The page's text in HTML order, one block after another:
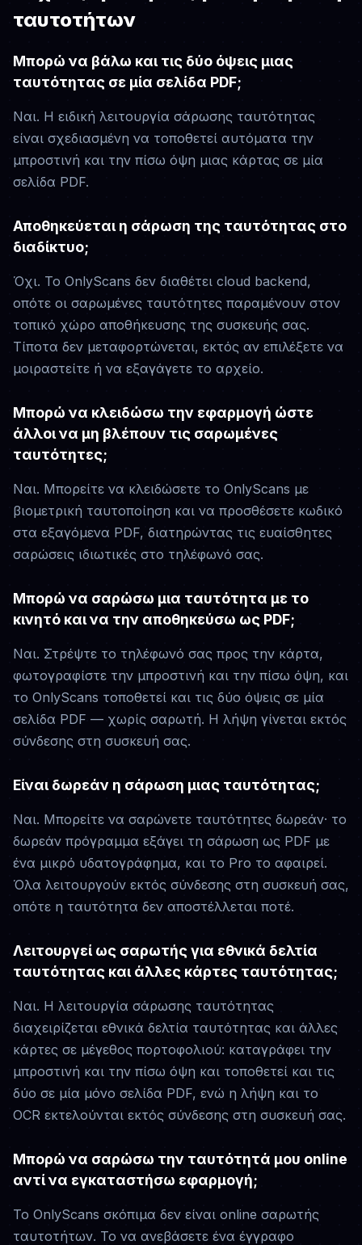
ταυτοτήτων
Μπορώ να βάλω και τις δύο όψεις μιας
ταυτότητας σε μία σελίδα PDF;
Ναι. Η ειδική λειτουργία σάρωσης ταυτότητας
είναι σχεδιασμένη να τοποθετεί αυτόματα την
μπροστινή και την πίσω όψη μιας κάρτας σε μία
σελίδα PDF.
Αποθηκεύεται η σάρωση της ταυτότητας στο
διαδίκτυο;
Όχι. Το OnlyScans δεν διαθέτει cloud backend,
οπότε οι σαρωμένες ταυτότητες παραμένουν στον
τοπικό χώρο αποθήκευσης της συσκευής σας.
Τίποτα δεν μεταφορτώνεται, εκτός αν επιλέξετε να
μοιραστείτε ή να εξαγάγετε το αρχείο.
Μπορώ να κλειδώσω την εφαρμογή ώστε
άλλοι να μη βλέπουν τις σαρωμένες
ταυτότητες;
Ναι. Μπορείτε να κλειδώσετε το OnlyScans με
βιομετρική ταυτοποίηση και να προσθέσετε κωδικό
στα εξαγόμενα PDF, διατηρώντας τις ευαίσθητες
σαρώσεις ιδιωτικές στο τηλέφωνό σας.
Μπορώ να σαρώσω μια ταυτότητα με το
κινητό και να την αποθηκεύσω ως PDF;
Ναι. Στρέψτε το τηλέφωνό σας προς την κάρτα,
φωτογραφίστε την μπροστινή και την πίσω όψη, και
το OnlyScans τοποθετεί και τις δύο όψεις σε μία
σελίδα PDF — χωρίς σαρωτή. Η λήψη γίνεται εκτός
σύνδεσης στη συσκευή σας.
Είναι δωρεάν η σάρωση μιας ταυτότητας;
Ναι. Μπορείτε να σαρώνετε ταυτότητες δωρεάν· το
δωρεάν πρόγραμμα εξάγει τη σάρωση ως PDF με
ένα μικρό υδατογράφημα, και το Pro το αφαιρεί.
Όλα λειτουργούν εκτός σύνδεσης στη συσκευή σας,
οπότε η ταυτότητα δεν αποστέλλεται ποτέ.
Λειτουργεί ως σαρωτής για εθνικά δελτία
ταυτότητας και άλλες κάρτες ταυτότητας;
Ναι. Η λειτουργία σάρωσης ταυτότητας
διαχειρίζεται εθνικά δελτία ταυτότητας και άλλες
κάρτες σε μέγεθος πορτοφολιού: καταγράφει την
μπροστινή και την πίσω όψη και τοποθετεί και τις
δύο σε μία μόνο σελίδα PDF, ενώ η λήψη και το
OCR εκτελούνται εκτός σύνδεσης στη συσκευή σας.
Μπορώ να σαρώσω την ταυτότητά μου online
αντί να εγκαταστήσω εφαρμογή;
Το OnlyScans σκόπιμα δεν είναι online σαρωτής
ταυτοτήτων. Το να ανεβάσετε ένα έγγραφο